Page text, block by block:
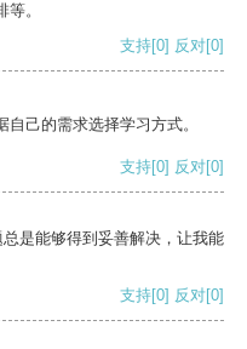
。
支持[0] 反对[0]
己的需求选择学习方式。
支持[0] 反对[0]
是能够得到妥善解决，让我能
支持[0] 反对[0]